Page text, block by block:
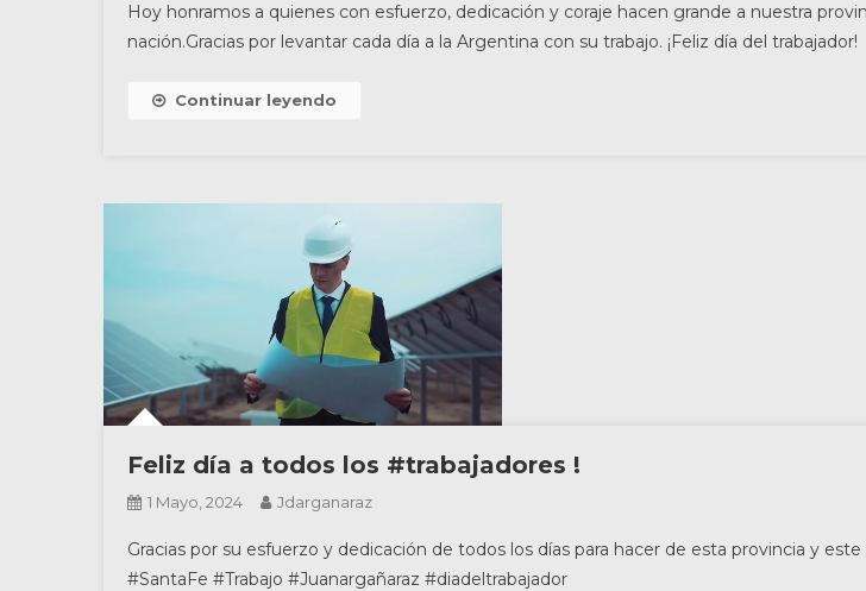
Hoy honramos a quienes con esfuerzo, dedicación y coraje hacen grande a nuestra
nación.Gracias por levantar cada día a la Argentina con su trabajo. ¡Feliz día del trabajador!
Continuar leyendo
Feliz día a todos los #trabajadores !
1 Mayo, 2024 Jdarganaraz
Gracias por su esfuerzo y dedicación de todos los días para hacer de esta provincia y
#SantaFe #Trabajo #Juanargañaraz #diadeltrabajador